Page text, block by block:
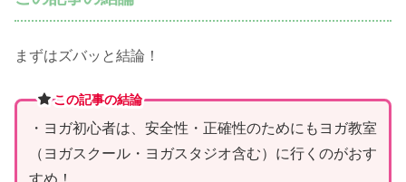
まずはズバッと結論！
この記事の結論
・ヨガ初心者は、安全性・正確性のためにもヨガ教室
（ヨガスクール・ヨガスタジオ含む）に行くのがおす
すめ！